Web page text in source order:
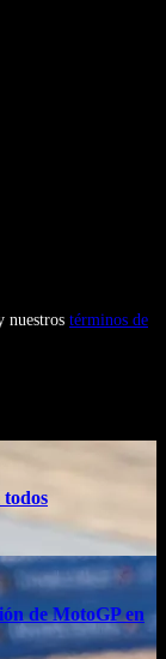
nuestros términos de
todos
de MotoGP en